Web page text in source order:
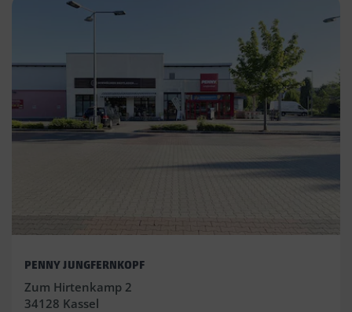
PENNY JUNGFERNKOPF
Zum Hirtenkamp 2
34128 Kassel